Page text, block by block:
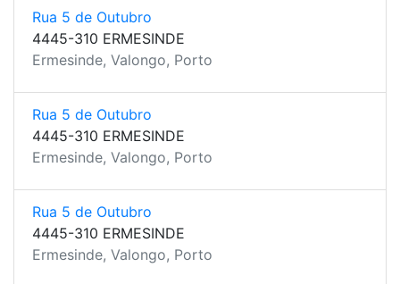
Rua 5 de Outubro
4445-310 ERMESINDE
Ermesinde, Valongo, Porto
Rua 5 de Outubro
4445-310 ERMESINDE
Ermesinde, Valongo, Porto
Rua 5 de Outubro
4445-310 ERMESINDE
Ermesinde, Valongo, Porto